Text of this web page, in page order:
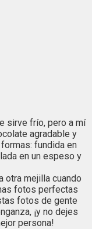
sirve frío, pero a mí
agradable y
fundida en
en un espeso y
otra mejilla cuando
fotos perfectas
fotos de gente
¡y no dejes
persona!